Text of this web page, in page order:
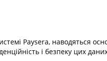
Paysera, наводяться
і безпеку цих